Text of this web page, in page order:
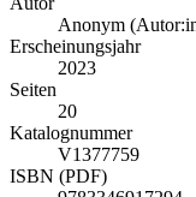
Anonym
Erscheinungsjahr
2023
Seiten
20
Katalognummer
V1377759
ISBN (PDF)